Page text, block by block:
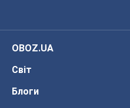
OBOZ.UA
Світ
Блоги